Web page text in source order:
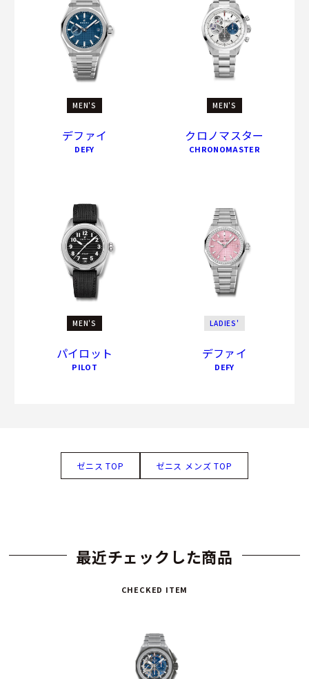
MEN'S
デファイ
DEFY
MEN'S
クロノマスター
CHRONOMASTER
MEN'S
パイロット
PILOT
LADIES'
デファイ
DEFY
ゼニス TOP ゼニス メンズ TOP
最近チェックした商品
CHECKED ITEM